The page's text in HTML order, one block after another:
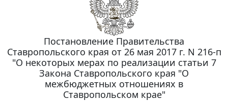
Постановление Правительства
Ставропольского края от 26 мая 2017 г. N 216-п
"О некоторых мерах по реализации статьи 7
Закона Ставропольского края "О
межбюджетных отношениях в
Ставропольском крае"